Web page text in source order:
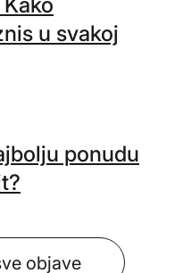
u svakoj
ponudu
objave